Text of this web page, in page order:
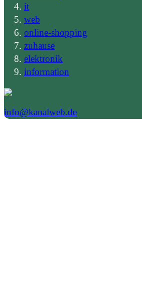
it
web
online-shopping
zuhause
elektronik
information
info@kanalweb.de